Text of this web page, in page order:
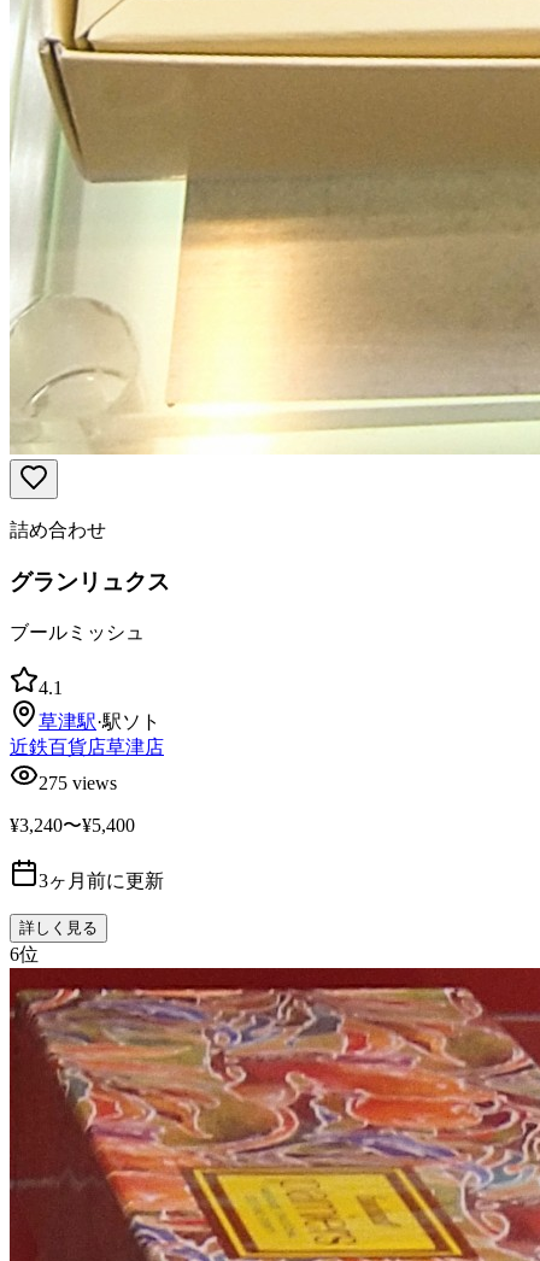
詰め合わせ
グランリュクス
ブールミッシュ
4.1
草津駅·駅ソト
近鉄百貨店草津店
275 views
¥3,240〜¥5,400
3ヶ月前に更新
詳しく見る
6位